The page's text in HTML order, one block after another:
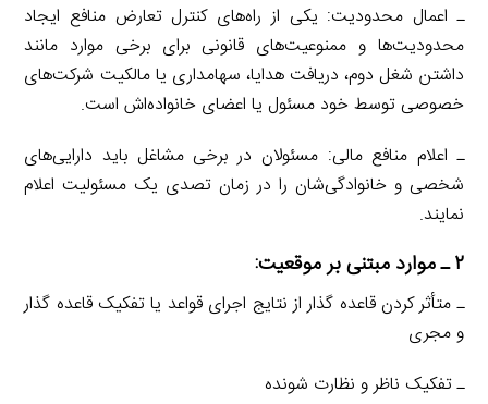
ـ اعمال محدودیت: یکی از راه‌های کنترل تعارض منافع ایجاد
محدودیت‌ها و ممنوعیت‌های قانونی برای برخی موارد مانند
داشتن شغل دوم، دریافت هدایا، سهامداری یا مالکیت شرکت‌های
خصوصی توسط خود مسئول یا اعضای خانواده‌اش است.
ـ اعلام منافع مالی: مسئولان در برخی مشاغل باید دارایی‌های
شخصی و خانوادگی‌شان را در زمان تصدی یک مسئولیت اعلام
نمایند.
۲ ـ موارد مبتنی بر موقعیت:
ـ متأثر کردن قاعده گذار از نتایج اجرای قواعد یا تفکیک قاعده گذار
و مجری
ـ تفکیک ناظر و نظارت شونده